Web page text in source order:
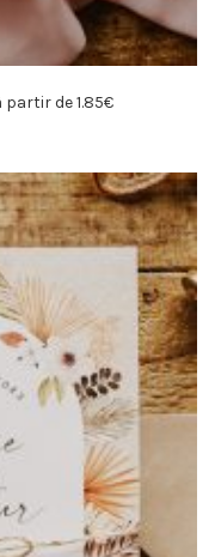
de 1.85€